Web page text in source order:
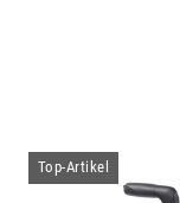
Top-Artikel